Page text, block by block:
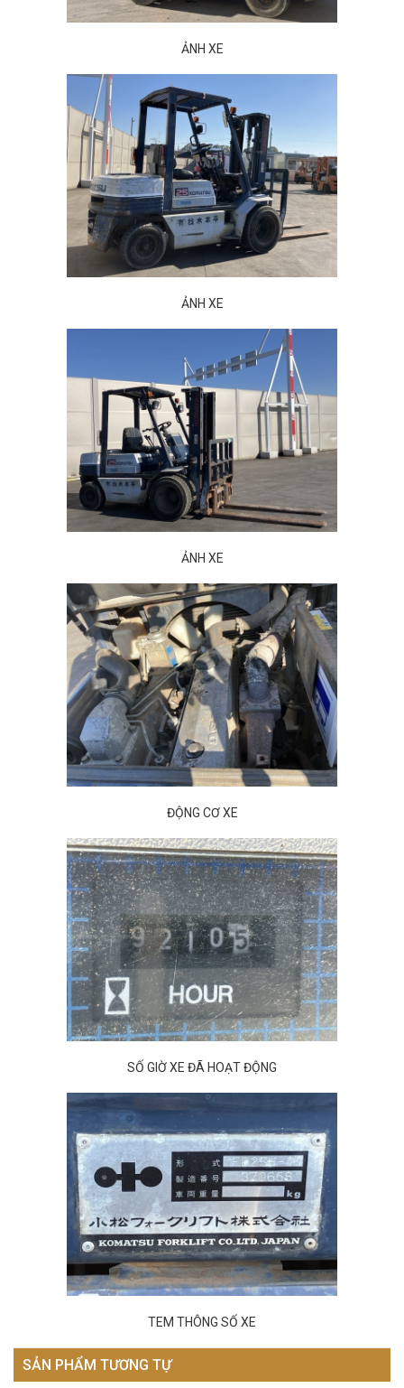
ẢNH XE
ẢNH XE
ẢNH XE
ĐỘNG CƠ XE
SỐ GIỜ XE ĐÃ HOẠT ĐỘNG
TEM THÔNG SỐ XE
SẢN PHẨM TƯƠNG TỰ